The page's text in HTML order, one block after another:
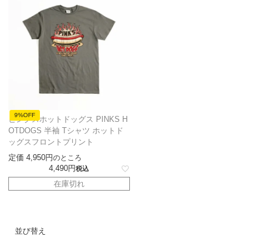
9%OFF
ピンクスホットドッグス PINKS H
OTDOGS 半袖 Tシャツ ホットド
ッグスフロントプリント
定価 4,950 のところ
4,490 税込
在庫切れ
並び替え